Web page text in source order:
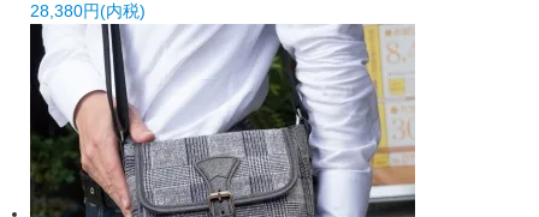
28,380円(内税)